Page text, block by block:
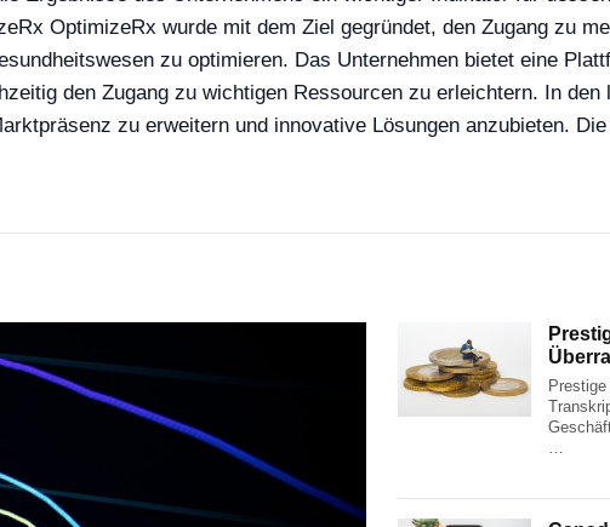
OptimizeRx wurde mit dem Ziel gegründet, den Zugang zu
zu optimieren. Das Unternehmen bietet eine
den Zugang zu wichtigen Ressourcen zu erleichtern. In
zu erweitern und innovative Lösungen anzubieten.